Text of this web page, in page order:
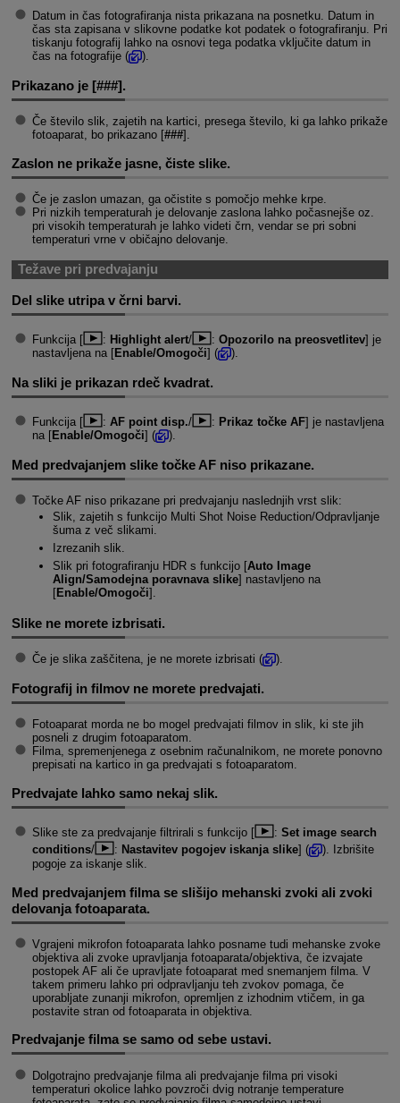
Datum in čas fotografiranja nista prikazana na posnetku. Datum in
čas sta zapisana v slikovne podatke kot podatek o fotografiranju. Pri
tiskanju fotografij lahko na osnovi tega podatka vključite datum in
čas na fotografije (
).
Prikazano je [###].
Če število slik, zajetih na kartici, presega število, ki ga lahko prikaže
fotoaparat, bo prikazano [###].
Zaslon ne prikaže jasne, čiste slike.
Če je zaslon umazan, ga očistite s pomočjo mehke krpe.
Pri nizkih temperaturah je delovanje zaslona lahko počasnejše oz.
pri visokih temperaturah je lahko videti črn, vendar se pri sobni
temperaturi vrne v običajno delovanje.
Težave pri predvajanju
Del slike utripa v črni barvi.
Funkcija [ : Highlight alert/ : Opozorilo na preosvetlitev] je
nastavljena na [Enable/Omogoči] ( ).
Na sliki je prikazan rdeč kvadrat.
Funkcija [ : AF point disp./ : Prikaz točke AF] je nastavljena
na [Enable/Omogoči] ( ).
Med predvajanjem slike točke AF niso prikazane.
Točke AF niso prikazane pri predvajanju naslednjih vrst slik:
Slik, zajetih s funkcijo Multi Shot Noise Reduction/Odpravljanje
šuma z več slikami.
Izrezanih slik.
Slik pri fotografiranju HDR s funkcijo [Auto Image
Align/Samodejna poravnava slike] nastavljeno na
[Enable/Omogoči].
Slike ne morete izbrisati.
Če je slika zaščitena, je ne morete izbrisati ( ).
Fotografij in filmov ne morete predvajati.
Fotoaparat morda ne bo mogel predvajati filmov in slik, ki ste jih
posneli z drugim fotoaparatom.
Filma, spremenjenega z osebnim računalnikom, ne morete ponovno
prepisati na kartico in ga predvajati s fotoaparatom.
Predvajate lahko samo nekaj slik.
Slike ste za predvajanje filtrirali s funkcijo [ : Set image search
conditions/ : Nastavitev pogojev iskanja slike] (
). Izbrišite
pogoje za iskanje slik.
Med predvajanjem filma se slišijo mehanski zvoki ali zvoki
delovanja fotoaparata.
Vgrajeni mikrofon fotoaparata lahko posname tudi mehanske zvoke
objektiva ali zvoke upravljanja fotoaparata/objektiva, če izvajate
postopek AF ali če upravljate fotoaparat med snemanjem filma. V
takem primeru lahko pri odpravljanju teh zvokov pomaga, če
uporabljate zunanji mikrofon, opremljen z izhodnim vtičem, in ga
postavite stran od fotoaparata in objektiva.
Predvajanje filma se samo od sebe ustavi.
Dolgotrajno predvajanje filma ali predvajanje filma pri visoki
temperaturi okolice lahko povzroči dvig notranje temperature